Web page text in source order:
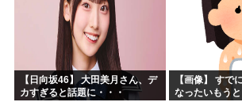
【日向坂46】 大田美月さん、デ
カすぎると話題に・・・
【画像】 すで
なったいもうと